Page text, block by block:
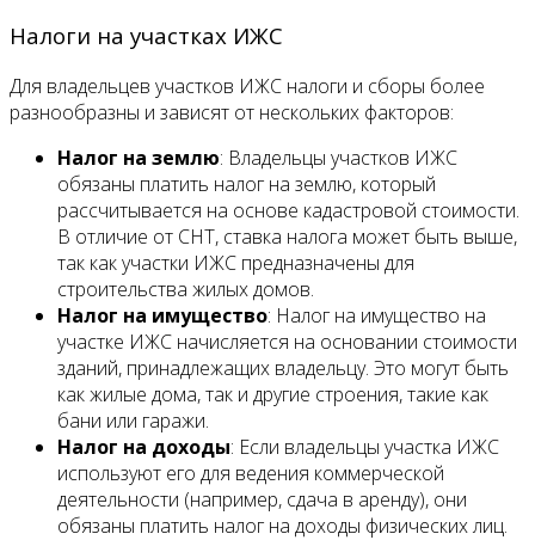
Налоги на участках ИЖС
Для владельцев участков ИЖС налоги и сборы более
разнообразны и зависят от нескольких факторов:
Налог на землю: Владельцы участков ИЖС
обязаны платить налог на землю, который
рассчитывается на основе кадастровой стоимости.
В отличие от СНТ, ставка налога может быть выше,
так как участки ИЖС предназначены для
строительства жилых домов.
Налог на имущество: Налог на имущество на
участке ИЖС начисляется на основании стоимости
зданий, принадлежащих владельцу. Это могут быть
как жилые дома, так и другие строения, такие как
бани или гаражи.
Налог на доходы: Если владельцы участка ИЖС
используют его для ведения коммерческой
деятельности (например, сдача в аренду), они
обязаны платить налог на доходы физических лиц.